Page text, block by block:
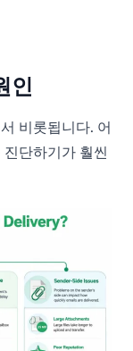
인
비롯됩니다. 어
단하기가 훨씬